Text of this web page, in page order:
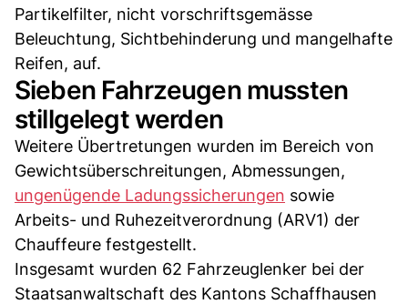
Partikelfilter, nicht vorschriftsgemässe
Beleuchtung, Sichtbehinderung und mangelhafte
Reifen, auf.
Sieben Fahrzeugen mussten
stillgelegt werden
Weitere Übertretungen wurden im Bereich von
Gewichtsüberschreitungen, Abmessungen,
ungenügende Ladungssicherungen sowie
Arbeits- und Ruhezeitverordnung (ARV1) der
Chauffeure festgestellt.
Insgesamt wurden 62 Fahrzeuglenker bei der
Staatsanwaltschaft des Kantons Schaffhausen